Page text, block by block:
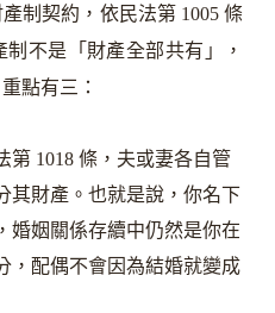
制契約，依民法第 1005 條
不是「財產全部共有」，
點有三：
第 1018 條，夫或妻各自管
其財產。也就是說，你名下
婚姻關係存續中仍然是你在
，配偶不會因為結婚就變成